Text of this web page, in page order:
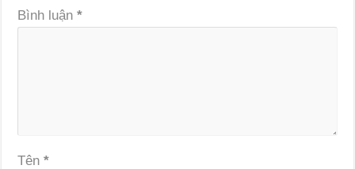
Bình luận*
Tên*